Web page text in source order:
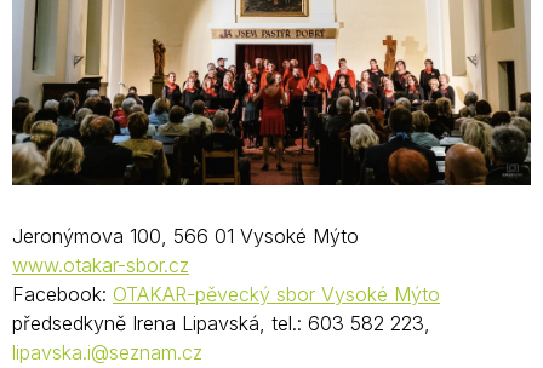
Jeronýmova 100, 566 01 Vysoké Mýto
www.otakar-sbor.cz
Facebook: OTAKAR-pěvecký sbor Vysoké Mýto
předsedkyně Irena Lipavská, tel.: 603 582 223,
lipavska.i@seznam.cz